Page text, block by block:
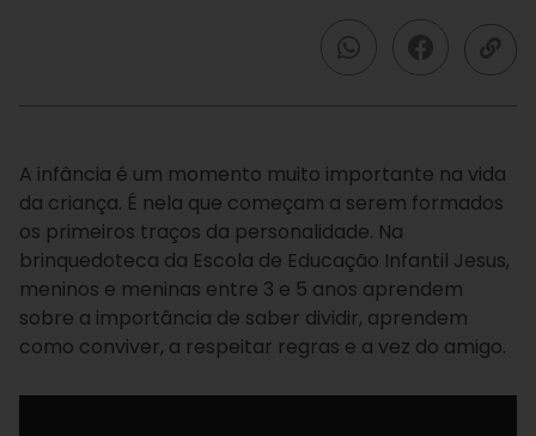
A infância é um momento muito importante na vida
da criança. É nela que começam a serem formados
os primeiros traços da personalidade. Na
brinquedoteca da Escola de Educação Infantil Jesus,
meninos e meninas entre 3 e 5 anos aprendem
sobre a importância de saber dividir, aprendem
como conviver, a respeitar regras e a vez do amigo.